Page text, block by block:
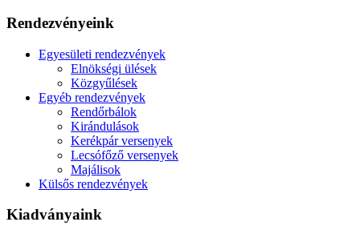
Rendezvényeink
Egyesületi rendezvények
Elnökségi ülések
Közgyűlések
Egyéb rendezvények
Rendőrbálok
Kirándulások
Kerékpár versenyek
Lecsófőző versenyek
Majálisok
Külsős rendezvények
Kiadványaink